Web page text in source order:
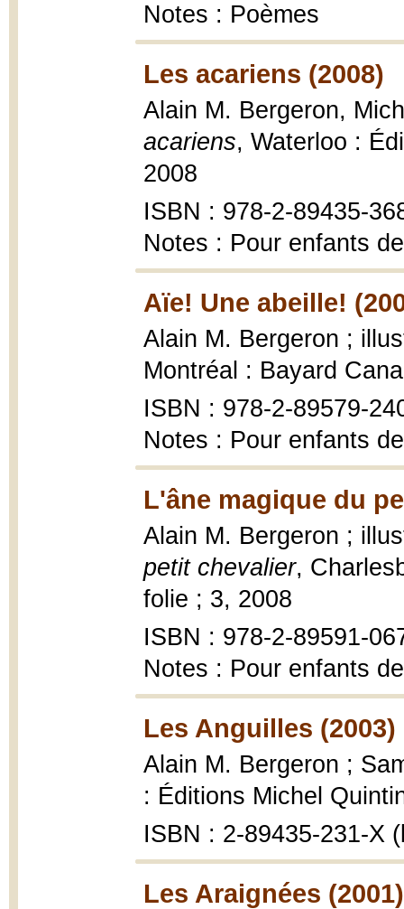
Notes : Poèmes
Les acariens (2008)
Alain M. Bergeron,
acariens, Waterloo :
2008
ISBN : 978-2-89435-
Notes : Pour enfants
Aïe! Une abeille!
Alain M. Bergeron ;
Montréal : Bayard
ISBN : 978-2-89579-
Notes : Pour enfants
L'âne magique du
Alain M. Bergeron ;
petit chevalier,
folie ; 3, 2008
ISBN : 978-2-89591-
Notes : Pour enfants
Les Anguilles (2003)
Alain M. Bergeron ;
: Éditions Michel
ISBN : 2-89435-231-X
Les Araignées (2001)